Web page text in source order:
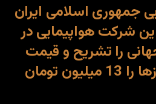
جمهوری اسلامی ایران
شرکت هواپیمایی در
را تشریح و قیمت
بلیت‌های این پروازها را 13 میلیون تومان